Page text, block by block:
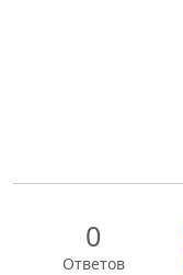
0
Ответов